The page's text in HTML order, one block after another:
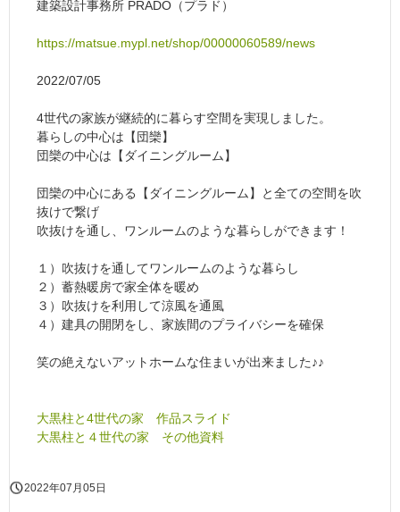
建築設計事務所 PRADO（プラド）
https://matsue.mypl.net/shop/00000060589/news
2022/07/05
4世代の家族が継続的に暮らす空間を実現しました。
暮らしの中心は【団欒】
団欒の中心は【ダイニングルーム】
団欒の中心にある【ダイニングルーム】と全ての空間を吹
抜けで繋げ
吹抜けを通し、ワンルームのような暮らしができます！
１）吹抜けを通してワンルームのような暮らし
２）蓄熱暖房で家全体を暖め
３）吹抜けを利用して涼風を通風
４）建具の開閉をし、家族間のプライバシーを確保
笑の絶えないアットホームな住まいが出来ました♪♪
大黒柱と4世代の家 作品スライド
大黒柱と４世代の家 その他資料
2022年07月05日